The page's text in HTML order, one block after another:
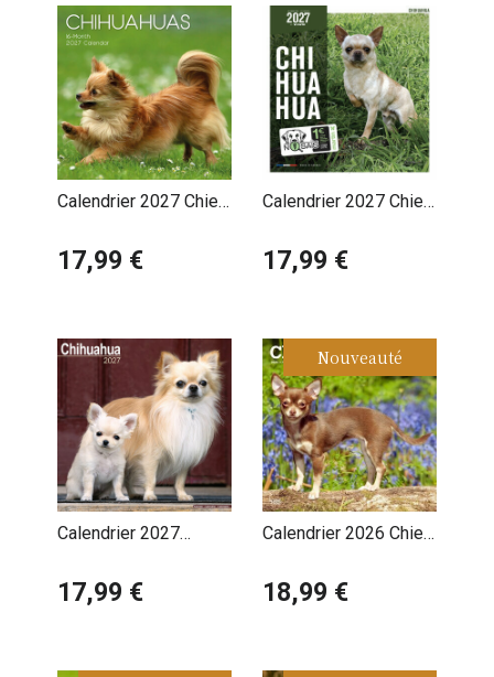
Calendrier 2027 Chien
17,99 €
Calendrier 2027 Chien
17,99 €
Calendrier 2027
17,99 €
Nouveauté
Calendrier 2026 Chien
18,99 €